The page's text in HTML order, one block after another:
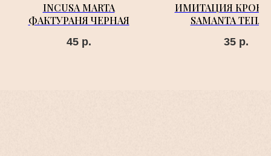
INCUSA MARTA
ФАКТУРАНЯ ЧЕРНАЯ
45 р.
ИМИТАЦИЯ
SAMANTA
35 р.